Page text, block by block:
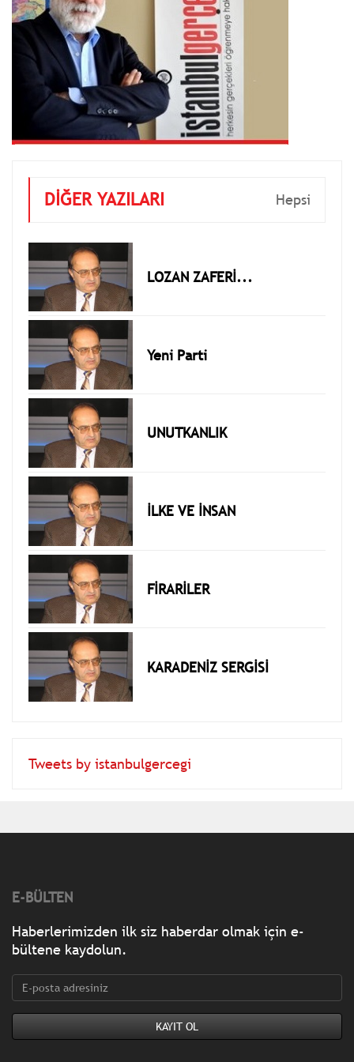
DİĞER YAZILARI Hepsi
LOZAN ZAFERİ...
Yeni Parti
UNUTKANLIK
İLKE VE İNSAN
FİRARİLER
KARADENİZ SERGİSİ
Tweets by istanbulgercegi
E-BÜLTEN
Haberlerimizden ilk siz haberdar olmak için e-
bültene kaydolun.